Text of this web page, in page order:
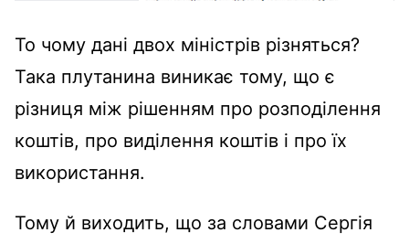
То чому дані двох міністрів різняться?
Така плутанина виникає тому, що є
різниця між рішенням про розподілення
коштів, про виділення коштів і про їх
використання.
Тому й виходить, що за словами Сергія